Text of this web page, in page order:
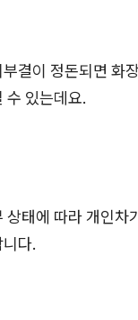
결이 정돈되면 화
수 있는데요.
상태에 따라 개인차
다.